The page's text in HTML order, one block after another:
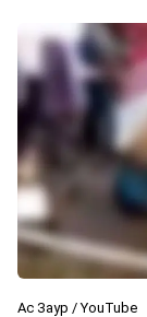
Ас Заур / YouTube